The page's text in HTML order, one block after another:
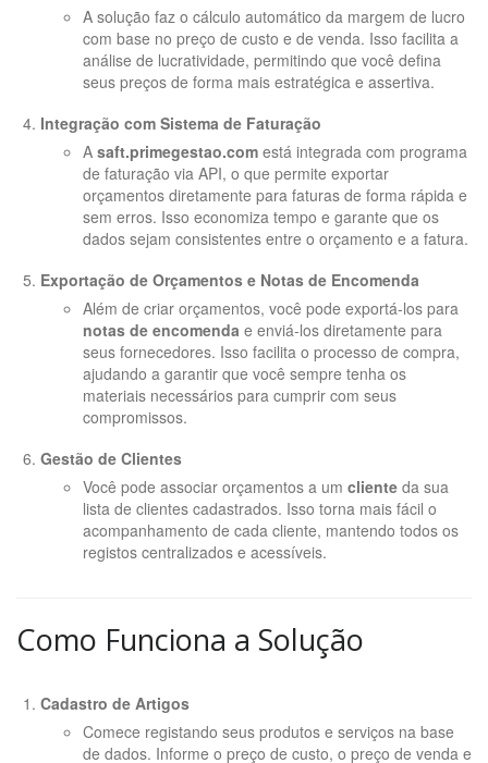
A solução faz o cálculo automático da margem de lucro
com base no preço de custo e de venda. Isso facilita a
análise de lucratividade, permitindo que você defina
seus preços de forma mais estratégica e assertiva.
Integração com Sistema de Faturação
A saft.primegestao.comestá integrada com programa
de faturação via API, o que permite exportar
orçamentos diretamente para faturas de forma rápida e
sem erros. Isso economiza tempo e garante que os
dados sejam consistentes entre o orçamento e a fatura.
Exportação de Orçamentos e Notas de Encomenda
Além de criar orçamentos, você pode exportá-los para
notas de encomenda e enviá-los diretamente para
seus fornecedores. Isso facilita o processo de compra,
ajudando a garantir que você sempre tenha os
materiais necessários para cumprir com seus
compromissos.
Gestão de Clientes
Você pode associar orçamentos a um clienteda sua
lista de clientes cadastrados. Isso torna mais fácil o
acompanhamento de cada cliente, mantendo todos os
registos centralizados e acessíveis.
Como Funciona a Solução
Cadastro de Artigos
Comece registando seus produtos e serviços na base
de dados. Informe o preço de custo, o preço de venda e